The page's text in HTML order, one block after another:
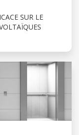
SUR LE